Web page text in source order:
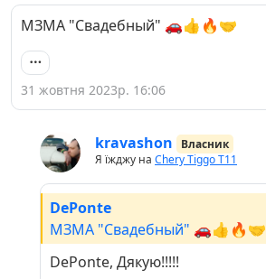
МЗМА "Свадебный" 🚗👍🔥🤝
31 жовтня 2023р. 16:06
kravashon
Власник
Я їжджу на Chery Tiggo Т11
DePonte
МЗМА "Свадебный" 🚗👍🔥🤝
DePonte, Дякую!!!!!